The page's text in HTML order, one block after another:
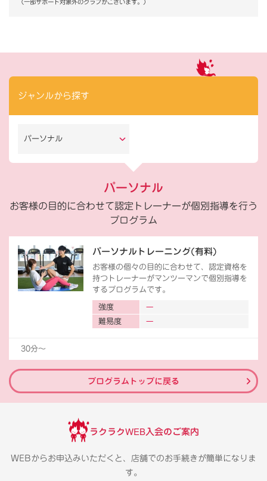
（一部サポート対象外のクラブがございます。）
ジャンルから探す
パーソナル
パーソナル
お客様の目的に合わせて認定トレーナーが個別指導を行う
プログラム
パーソナルトレーニング(有料)
お客様の個々の目的に合わせて、認定資格を
持つトレーナーがマンツーマンで個別指導を
するプログラムです。
強度
難易度
30分〜
プログラムトップに戻る
ラクラクWEB入会のご案内
WEBからお申込みいただくと、店舗でのお手続きが簡単になりま
す。